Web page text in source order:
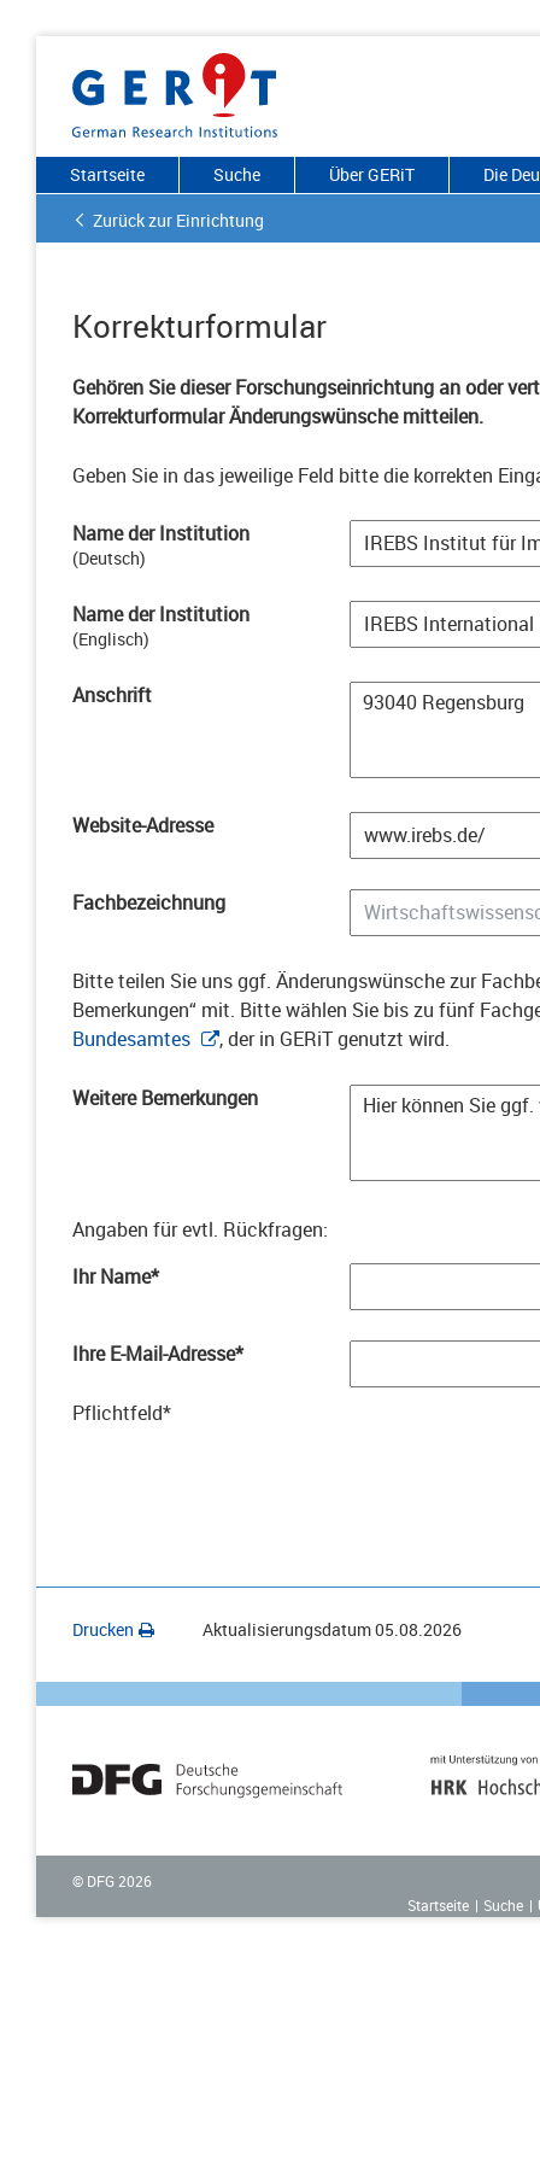
Startseite Suche Über GERiT
Die
Zurück zur Einrichtung
Korrekturformular
Gehören Sie dieser Forschungseinrichtung an oder
Korrekturformular Änderungswünsche mitteilen.
Geben Sie in das jeweilige Feld bitte die korrekten
Name der Institution
(Deutsch)
Name der Institution
(Englisch)
Anschrift
Website-Adresse
Fachbezeichnung
Bitte teilen Sie uns ggf. Änderungswünsche zur
Bemerkungen“ mit. Bitte wählen Sie bis zu fünf
Bundesamtes
, der in GERiT genutzt wird.
Weitere Bemerkungen
Angaben für evtl. Rückfragen:
Ihr Name*
Ihre E-Mail-Adresse*
Pflichtfeld*
Drucken Aktualisierungsdatum05.08.2026
© DFG 2026
Startseite
Suche